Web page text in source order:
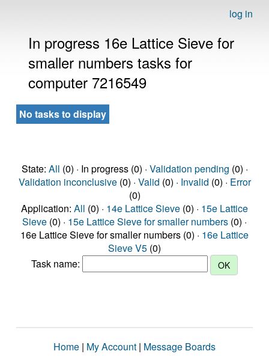
log in
In progress 16e Lattice Sieve for
smaller numbers tasks for
computer 7216549
No tasks to display
State: All (0) · In progress (0) · Validation pending (0) ·
Validation inconclusive(0) · Valid (0) · Invalid (0) · Error
(0)
Application: All (0) · 14e Lattice Sieve (0) · 15e Lattice
Sieve (0) · 15e Lattice Sieve for smaller numbers (0) ·
16e Lattice Sieve for smaller numbers (0) · 16e Lattice
Sieve V5 (0)
Task name:
Home | My Account | Message Boards